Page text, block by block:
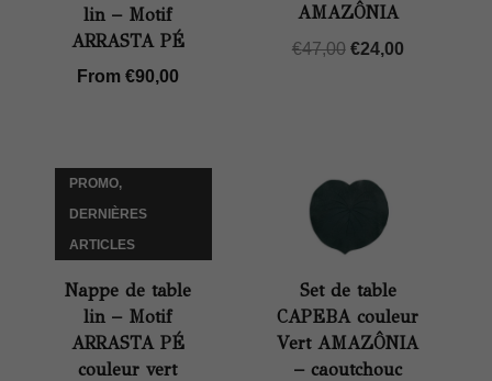
lin – Motif
ARRASTA PÉ
From €90,00
AMAZÔNIA
€47,00 Le
€24,00Le
PROMO,
DERNIÈRES
ARTICLES
Nappe de table
lin – Motif
ARRASTA PÉ
couleur vert
Set de table
CAPEBA couleur
Vert AMAZÔNIA
– caoutchouc